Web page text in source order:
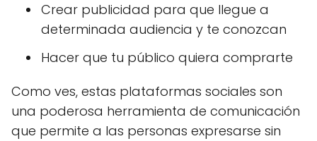
Crear publicidad para que llegue a
determinada audiencia y te conozcan
Hacer que tu público quiera comprarte
Como ves, estas plataformas sociales son
una poderosa herramienta de comunicación
que permite a las personas expresarse sin